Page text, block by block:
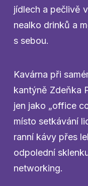
jídlech a pečlivě
nealko drinků a
s sebou.
Kavárna při
kantýně Zdeňka
jen jako „office
místo setkávání
ranní kávy přes
odpolední
networking.